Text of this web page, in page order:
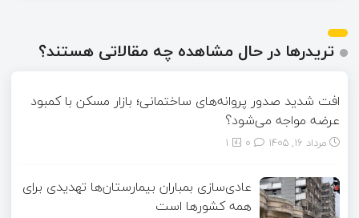
تریدرها در حال مشاهده چه مقالاتی هستند؟
افت شدید صدور پروانه‌های ساختمانی؛ بازار مسکن با کمبود
عرضه مواجه می‌شود؟
مرداد ۱۶, ۱۴۰۵ 1
عادی‌سازی بمباران بیمارستان‌ها تهدیدی برای
همه کشورها است